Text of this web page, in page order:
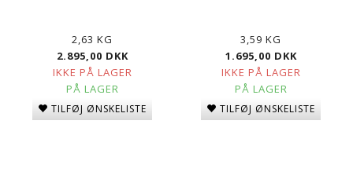
2,63 KG
2.895,00 DKK
IKKE PÅ LAGER
PÅ LAGER
TILFØJ ØNSKELISTE
3,59 KG
1.695,00 DKK
IKKE PÅ LAGER
PÅ LAGER
TILFØJ ØNSKELISTE